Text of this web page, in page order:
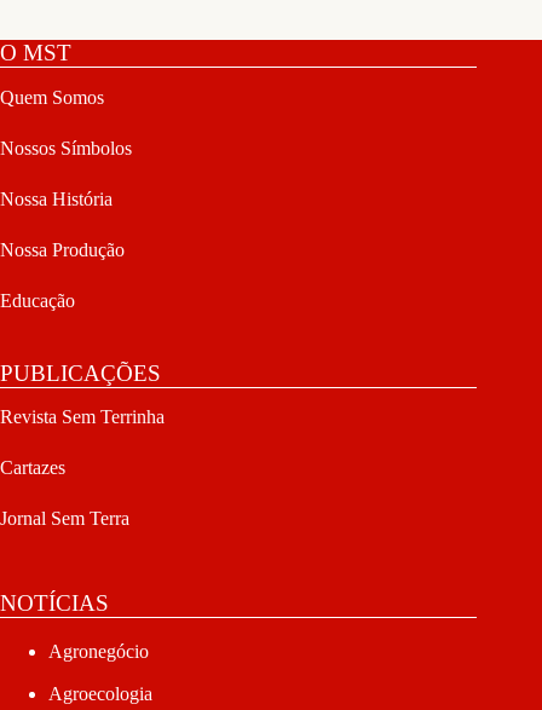
O MST
Quem Somos
Nossos Símbolos
Nossa História
Nossa Produção
Educação
PUBLICAÇÕES
Revista Sem Terrinha
Cartazes
Jornal Sem Terra
NOTÍCIAS
Agronegócio
Agroecologia